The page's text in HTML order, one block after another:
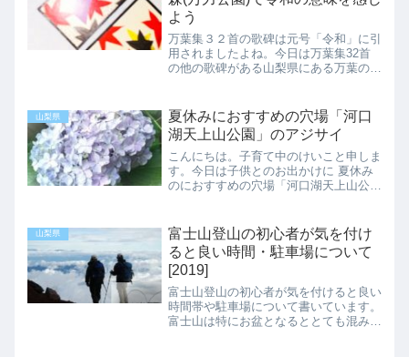
よう
万葉集３２首の歌碑は元号「令和」に引
用されましたよね。今日は万葉集32首
の他の歌碑がある山梨県にある万葉の森
山梨県
夏休みにおすすめの穴場「河口
湖天上山公園」のアジサイ
こんにちは。子育て中のけいこと申しま
す。今日は子供とのお出かけに 夏休み
のにおすすめの穴場「河口湖天上山公園
すめ旅行先を教えて！紫陽花の綺麗な所
を知りたい！河口湖の見ど...
山梨県
富士山登山の初心者が気を付け
ると良い時間・駐車場について
[2019]
富士山登山の初心者が気を付けると良い
時間帯や駐車場について書いています。
富士山は特にお盆となるととても混みま